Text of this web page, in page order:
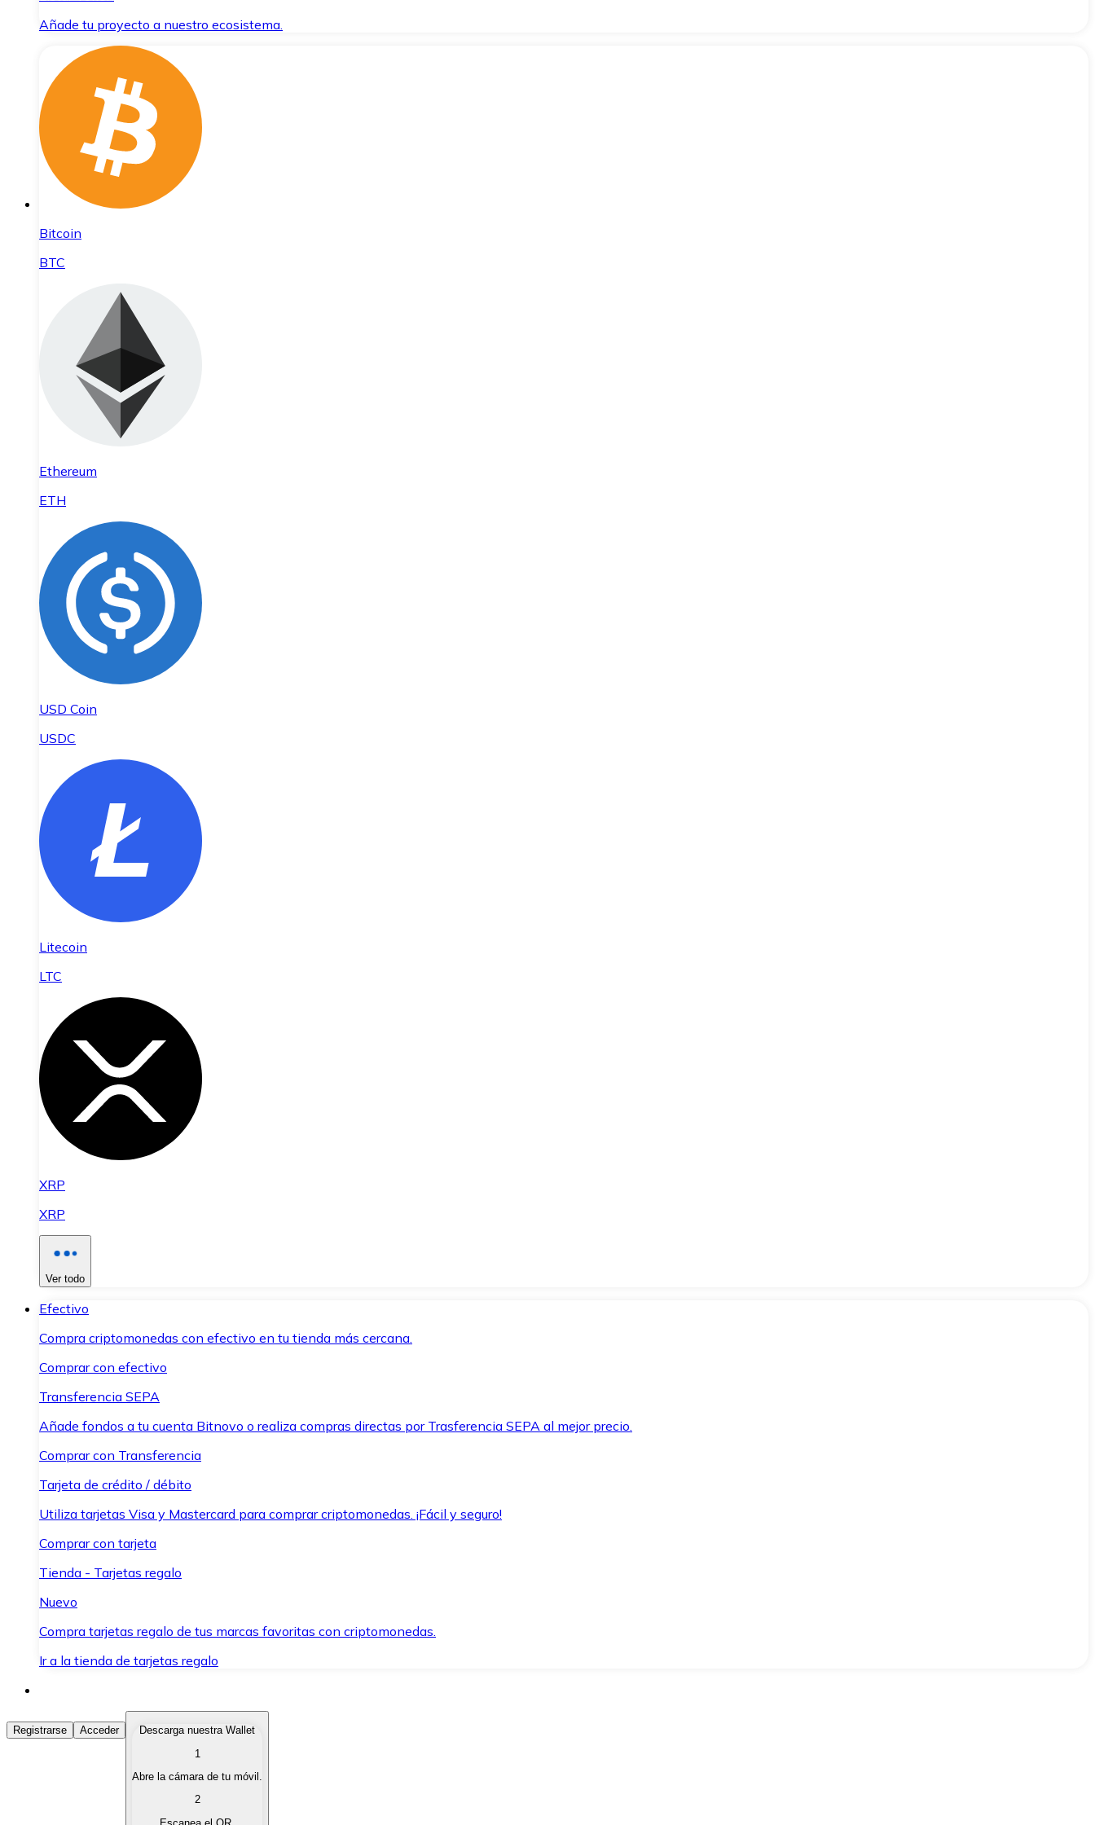
Añade tu proyecto a nuestro ecosistema.
Bitcoin
BTC
Ethereum
ETH
USD Coin
USDC
Litecoin
LTC
XRP
XRP
Ver todo
Efectivo
Compra criptomonedas con efectivo en tu tienda más cercana.
Comprar con efectivo
Transferencia SEPA
Añade fondos a tu cuenta Bitnovo o realiza compras directas por Trasferencia SEPA al mejor precio.
Comprar con Transferencia
Tarjeta de crédito / débito
Utiliza tarjetas Visa y Mastercard para comprar criptomonedas. ¡Fácil y seguro!
Comprar con tarjeta
Tienda - Tarjetas regalo
Nuevo
Compra tarjetas regalo de tus marcas favoritas con criptomonedas.
Ir a la tienda de tarjetas regalo
Comprar Criptomonedas
Compra criptomonedas con diferentes métodos de pago.
Vende tus criptomonedas de forma rápida y segura.
Registrarse Acceder
Descarga nuestra Wallet
1
Abre la cámara de tu móvil.
2